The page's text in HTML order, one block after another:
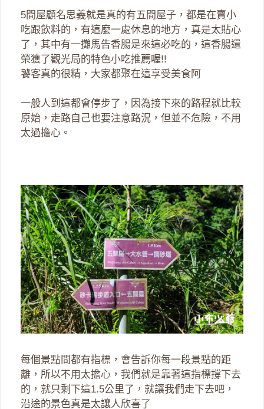
5間屋顧名思義就是真的有五間屋子，都是在賣小
吃跟飲料的，有這麼一處休息的地方，真是太貼心
了，其中有一攤馬告香腸是來這必吃的，這香腸還
榮獲了觀光局的特色小吃推薦喔!!
饕客真的很精，大家都聚在這享受美食阿
一般人到這都會停步了，因為接下來的路程就比較
原始，走路自己也要注意路況，但並不危險，不用
太過擔心。
每個景點間都有指標，會告訴你每一段景點的距
離，所以不用太擔心，我們就是靠著這指標撐下去
的，就只剩下這1.5公里了，就讓我們走下去吧，
沿途的景色真是太讓人欣喜了